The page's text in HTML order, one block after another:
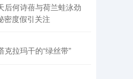
后何诗蓓与荷兰蛙泳劲
密度假引关注
拉玛干的“绿丝带”